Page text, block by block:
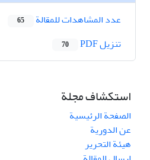
عدد المشاهدات للمقالة
65
تنزیل PDF 70
استكشاف مجلة
الصفحة الرئيسية
عن الدورية
هيئة التحرير